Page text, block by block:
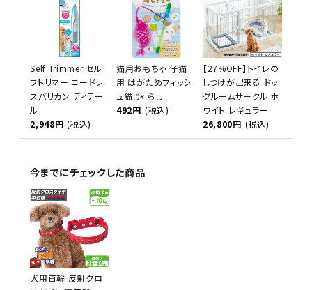
Self Trimmer セル
フトリマー コードレ
スバリカン ディテー
ル
2,948円 (税込)
猫用おもちゃ 仔猫
用 はがためフィッシ
ュ猫じゃらし
492円 (税込)
【27%OFF】トイレの
しつけが出来る ドッ
グルームサークル ホ
ワイト レギュラー
26,800円 (税込)
今までにチェックした商品
犬用首輪 反射クロ